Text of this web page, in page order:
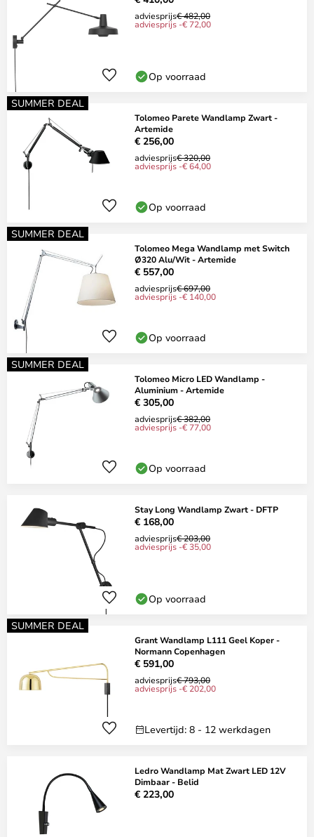
adviesprijs€ 482,00
adviesprijs -€ 72,00
Op voorraad
SUMMER DEAL
Tolomeo Parete Wandlamp Zwart -
Artemide
€ 256,00
adviesprijs€ 320,00
adviesprijs -€ 64,00
Op voorraad
SUMMER DEAL
Tolomeo Mega Wandlamp met Switch
Ø320 Alu/Wit - Artemide
€ 557,00
adviesprijs€ 697,00
adviesprijs -€ 140,00
Op voorraad
SUMMER DEAL
Tolomeo Micro LED Wandlamp -
Aluminium - Artemide
€ 305,00
adviesprijs€ 382,00
adviesprijs -€ 77,00
Op voorraad
Stay Long Wandlamp Zwart - DFTP
€ 168,00
adviesprijs€ 203,00
adviesprijs -€ 35,00
Op voorraad
SUMMER DEAL
Grant Wandlamp L111 Geel Koper -
Normann Copenhagen
€ 591,00
adviesprijs€ 793,00
adviesprijs -€ 202,00
Levertijd: 8 - 12 werkdagen
Ledro Wandlamp Mat Zwart LED 12V
Dimbaar - Belid
€ 223,00